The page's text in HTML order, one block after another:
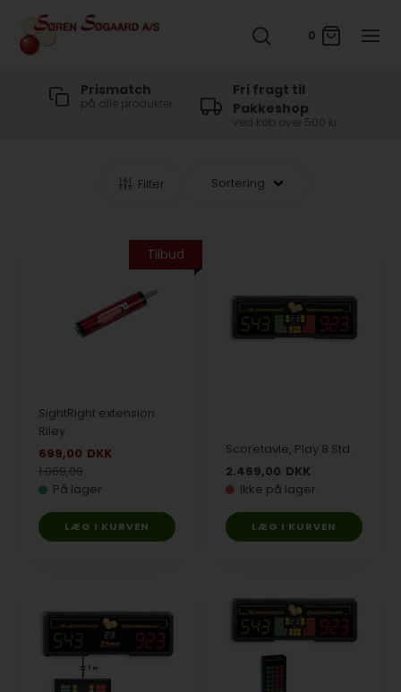
0
Prismatch
på alle produkter
Fri fragt til
Pakkeshop
ved køb over 500 kr
Filter
Tilbud
SightRight extension
Riley
699,00 DKK
1.069,00
På lager
Scoretavle, Play 8 Std.
2.469,00 DKK
Ikke på lager